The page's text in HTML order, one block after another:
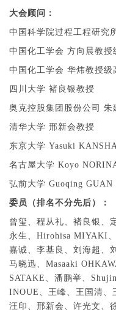
大会顾问：
中国科学院过程工程研究
中国化工学会 方向晨教授
中国化工学会 华炜教授级
四川大学 褚良银教授
奥克控股集团股份公司 朱
清华大学 邢新会教授
东京大学 Yasuki
名古屋大学 Koyo
弘前大学 Guoqing GUAN
委员（排名不分先后） ：
曾玺、程从礼、褚良银、
永生、Hirohisa MIYAKI
嘉诚、李基良、刘海超、
马晓迅、Masaaki
SATAKE、潘鹏举、
INOUE、王峰、王国清、
汪印、邢新会、许光文、